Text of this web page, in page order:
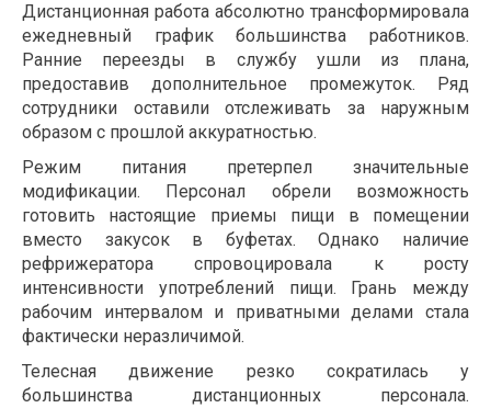
Дистанционная работа абсолютно трансформировала
ежедневный график большинства работников.
Ранние переезды в службу ушли из плана,
предоставив дополнительное промежуток. Ряд
сотрудники оставили отслеживать за наружным
образом с прошлой аккуратностью.
Режим питания претерпел значительные
модификации. Персонал обрели возможность
готовить настоящие приемы пищи в помещении
вместо закусок в буфетах. Однако наличие
рефрижератора спровоцировала к росту
интенсивности употреблений пищи. Грань между
рабочим интервалом и приватными делами стала
фактически неразличимой.
Телесная движение резко сократилась у
большинства дистанционных персонала.